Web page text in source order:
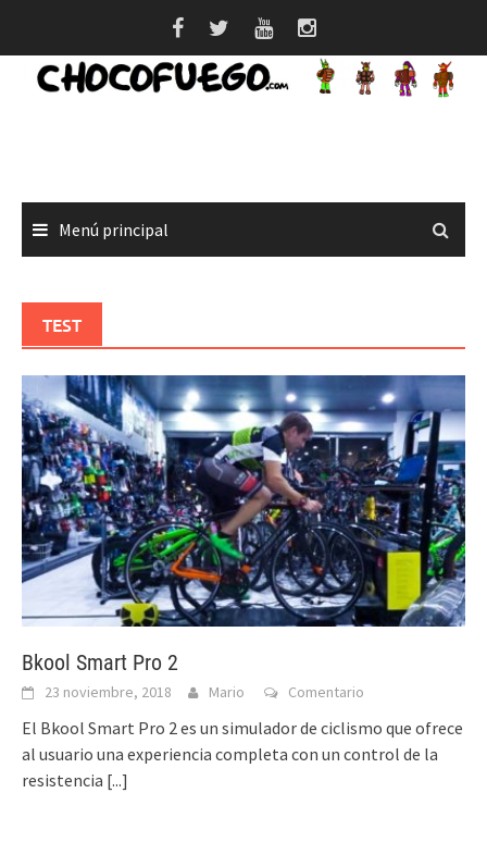
contenido
Menú principal
TEST
Bkool Smart Pro 2
23 noviembre, 2018 Mario Comentario
El Bkool Smart Pro 2 es un simulador de ciclismo que ofrece
al usuario una experiencia completa con un control de la
resistencia [...]